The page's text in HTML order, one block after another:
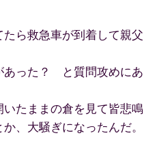
ら救急車が到着して親父
あった？ と質問攻めにあ
たままの倉を見て皆悲鳴
、大騒ぎになったんだ。